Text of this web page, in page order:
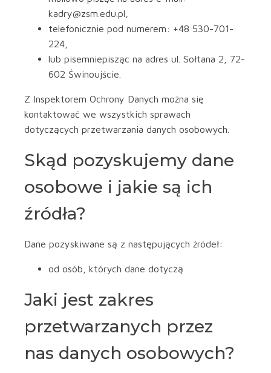
kadry@zsm.edu.pl,
telefonicznie pod numerem: +48 530-701-
224,
lub pisemniepisząc na adres ul. Sołtana 2, 72-
602 Świnoujście.
Z Inspektorem Ochrony Danych można się
kontaktować we wszystkich sprawach
dotyczących przetwarzania danych osobowych.
Skąd pozyskujemy dane
osobowe i jakie są ich
źródła?
Dane pozyskiwane są z następujących źródeł:
od osób, których dane dotyczą
Jaki jest zakres
przetwarzanych przez
nas danych osobowych?